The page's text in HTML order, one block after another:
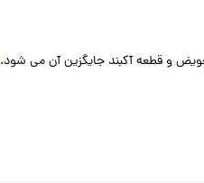
و قطعه آکبند جایگزین آن می شود.